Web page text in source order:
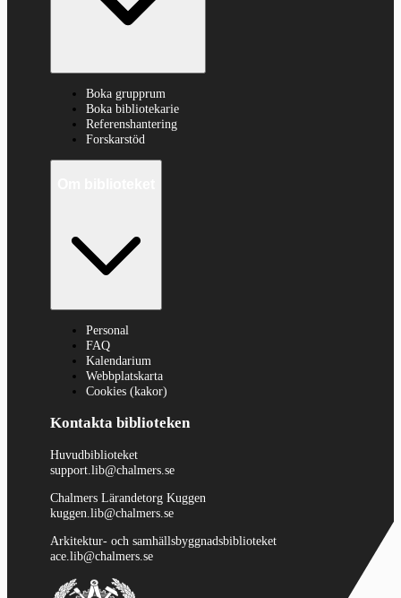
Boka grupprum
Boka bibliotekarie
Referenshantering
Forskarstöd
Personal
FAQ
Kalendarium
Webbplatskarta
Cookies (kakor)
Kontakta biblioteken
Huvudbiblioteket
support.lib@chalmers.se
Chalmers Lärandetorg Kuggen
kuggen.lib@chalmers.se
Arkitektur- och samhällsbyggnadsbiblioteket
ace.lib@chalmers.se